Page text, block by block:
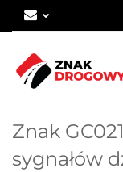
Znak
sygnałów